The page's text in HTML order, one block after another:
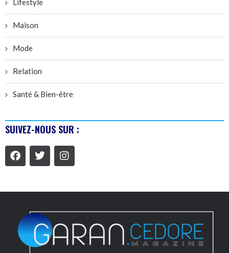
Lifestyle
Maison
Mode
Relation
Santé & Bien-être
SUIVEZ-NOUS SUR :